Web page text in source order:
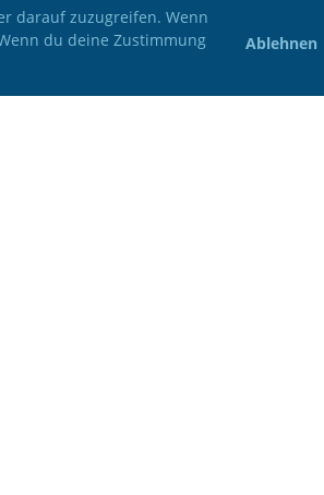
darauf zuzugreifen. Wenn
du deine Zustimmung
Ablehnen